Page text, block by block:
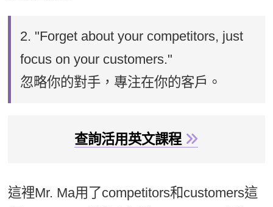
2. "Forget about your competitors, just
focus on your customers."
忽略你的對手，專注在你的客戶。
查詢活用英文課程
這裡Mr. Ma用了competitors和customers這